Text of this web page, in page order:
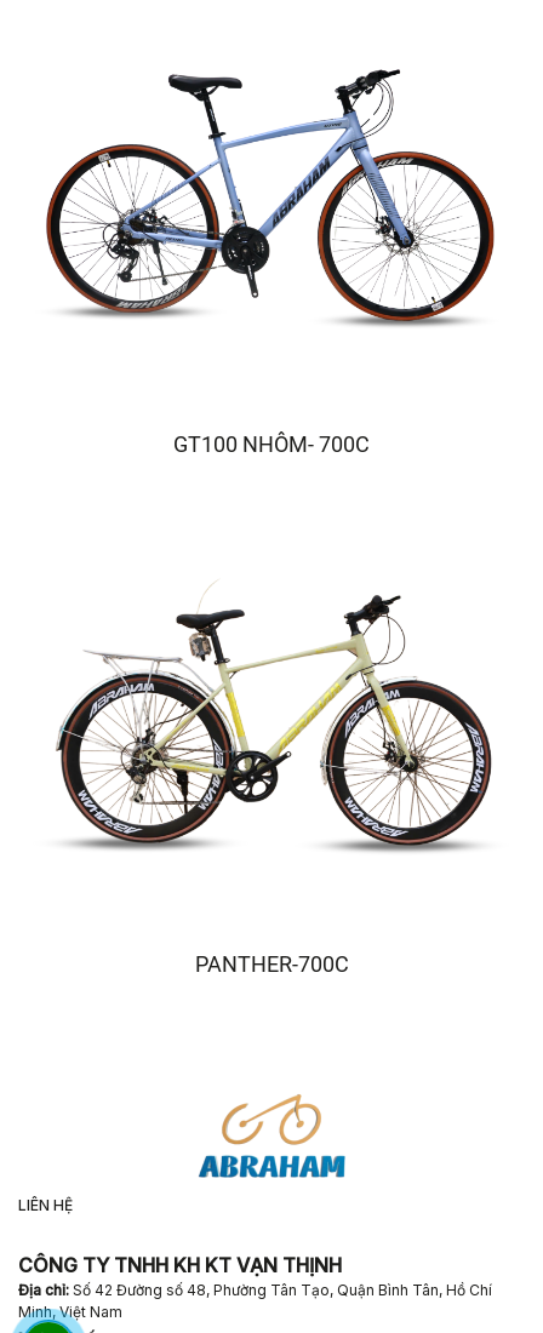
GT100 NHÔM- 700C
PANTHER-700C
LIÊN HỆ
CÔNG TY TNHH KH KT VẠN THỊNH
Địa chỉ: Số 42 Đường số 48, Phường Tân Tạo, Quận Bình Tân, Hồ Chí
Minh, Việt Nam